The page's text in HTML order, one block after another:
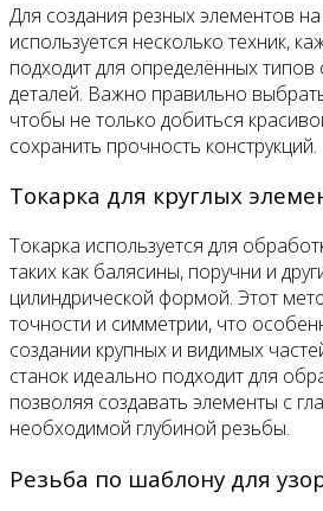
Для создания резных элементов
используется несколько техник,
подходит для определённых
деталей. Важно правильно
чтобы не только добиться
сохранить прочность конструкций.
Токарка для круглых
Токарка используется для
таких как балясины, поручни и
цилиндрической формой. Этот
точности и симметрии, что
создании крупных и видимых
станок идеально подходит для
позволяя создавать элементы с
необходимой глубиной резьбы.
Резьба по шаблону для